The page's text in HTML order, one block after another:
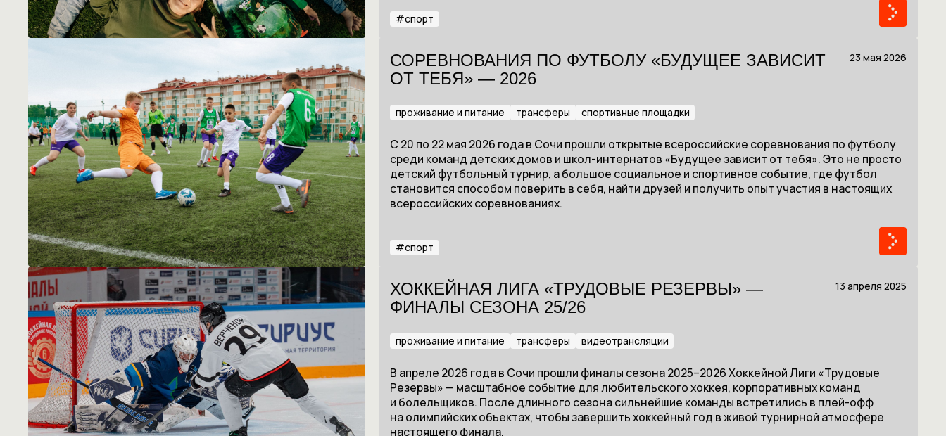
#спорт
СОРЕВНОВАНИЯ ПО ФУТБОЛУ «БУДУЩЕЕ ЗАВИСИТ
ОТ ТЕБЯ» — 2026
23 мая 2026
проживание и питание трансферы спортивные площадки
С 20 по 22 мая 2026 года в Сочи прошли открытые всероссийские соревнования по футболу
среди команд детских домов и школ-интернатов «Будущее зависит от тебя». Это не просто
детский футбольный турнир, а большое социальное и спортивное событие, где футбол
становится способом поверить в себя, найти друзей и получить опыт участия в настоящих
всероссийских соревнованиях.
#спорт
ХОККЕЙНАЯ ЛИГА «ТРУДОВЫЕ РЕЗЕРВЫ» —
ФИНАЛЫ СЕЗОНА 25/26
13 апреля 2025
проживание и питание трансферы видеотрансляции
В апреле 2026 года в Сочи прошли финалы сезона 2025–2026 Хоккейной Лиги «Трудовые
Резервы» — масштабное событие для любительского хоккея, корпоративных команд
и болельщиков. После длинного сезона сильнейшие команды встретились в плей-офф
на олимпийских объектах, чтобы завершить хоккейный год в живой турнирной атмосфере
настоящего финала.